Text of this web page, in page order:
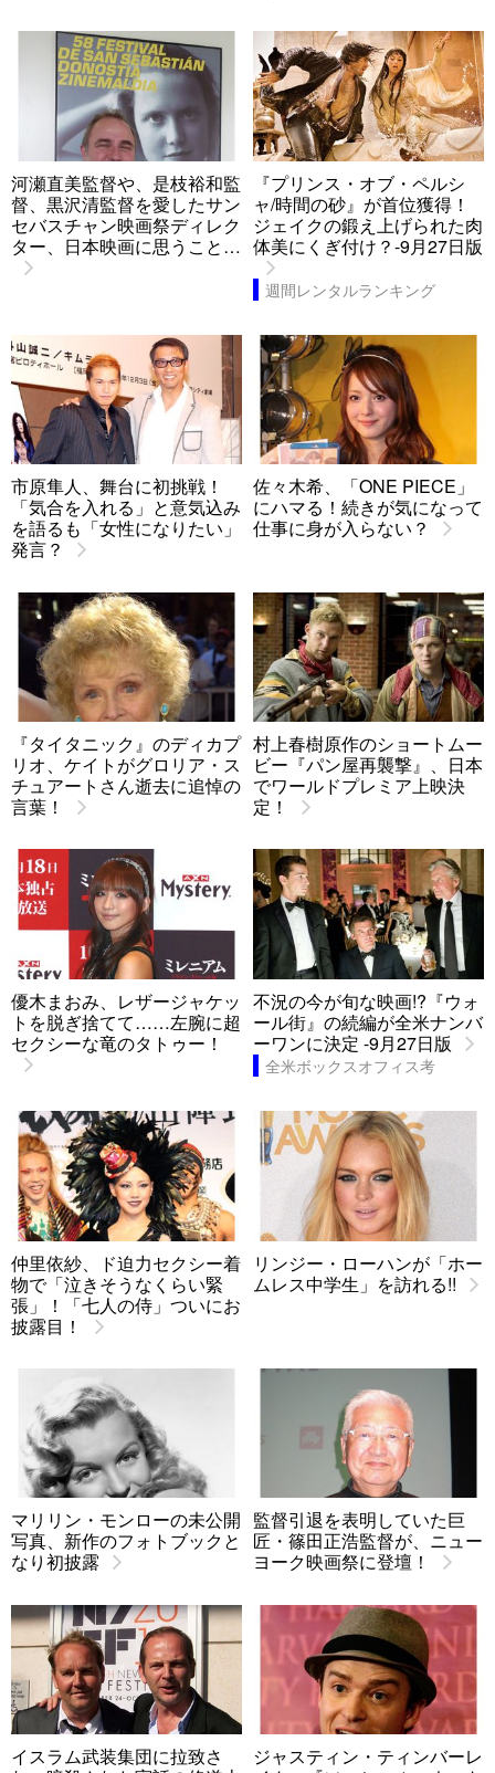
河瀬直美監督や、是枝裕和監
督、黒沢清監督を愛したサン
セバスチャン映画祭ディレク
ター、日本映画に思うこと…
『プリンス・オブ・ペルシ
ャ/時間の砂』が首位獲得！
ジェイクの鍛え上げられた肉
体美にくぎ付け？-9月27日版
週間レンタルランキング
市原隼人、舞台に初挑戦！
「気合を入れる」と意気込み
を語るも「女性になりたい」
発言？
佐々木希、「ONE PIECE」
にハマる！続きが気になって
仕事に身が入らない？
『タイタニック』のディカプ
リオ、ケイトがグロリア・ス
チュアートさん逝去に追悼の
言葉！
村上春樹原作のショートムー
ビー『パン屋再襲撃』、日本
でワールドプレミア上映決
定！
優木まおみ、レザージャケッ
トを脱ぎ捨てて……左腕に超
セクシーな竜のタトゥー！
不況の今が旬な映画!?『ウォ
ール街』の続編が全米ナンバ
ーワンに決定 -9月27日版
全米ボックスオフィス考
仲里依紗、ド迫力セクシー着
物で「泣きそうなくらい緊
張」！「七人の侍」ついにお
披露目！
リンジー・ローハンが「ホー
ムレス中学生」を訪れる!!
マリリン・モンローの未公開
写真、新作のフォトブックと
なり初披露
監督引退を表明していた巨
匠・篠田正浩監督が、ニュー
ヨーク映画祭に登壇！
イスラム武装集団に拉致さ
ジャスティン・ティンバーレ